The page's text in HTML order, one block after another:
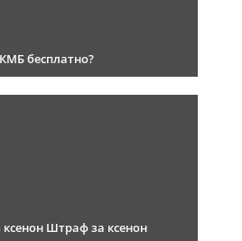
бесплатно?
Штраф за ксенон